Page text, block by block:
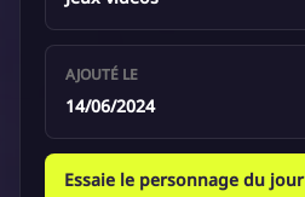
AJOUTÉ LE
14/06/2024
Essaie le personnage du jour